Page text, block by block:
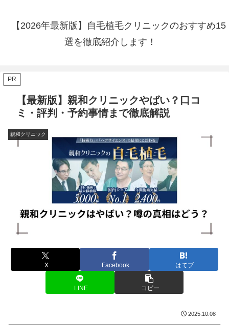
【2026年最新版】自毛植毛クリニックのおすすめ15
選を徹底紹介します！
PR
【最新版】親和クリニックやばい？口コ
ミ・評判・予約事情まで徹底解説
親和クリニック
X Facebook はてブ
LINE コピー
2025.10.08